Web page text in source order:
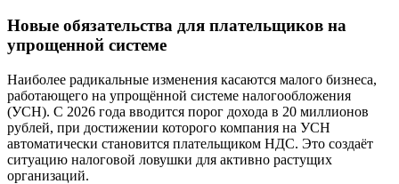
Новые обязательства для плательщиков на
упрощенной системе
Наиболее радикальные изменения касаются малого бизнеса,
работающего на упрощённой системе налогообложения
(УСН). С 2026 года вводится порог дохода в 20 миллионов
рублей, при достижении которого компания на УСН
автоматически становится плательщиком НДС. Это создаёт
ситуацию налоговой ловушки для активно растущих
организаций.